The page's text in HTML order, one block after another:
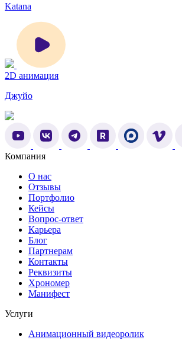
Katana
2D анимация
Джуйо
Компания
О нас
Отзывы
Портфолио
Кейсы
Вопрос-ответ
Карьера
Блог
Партнерам
Контакты
Реквизиты
Хрономер
Манифест
Услуги
Анимационный видеоролик